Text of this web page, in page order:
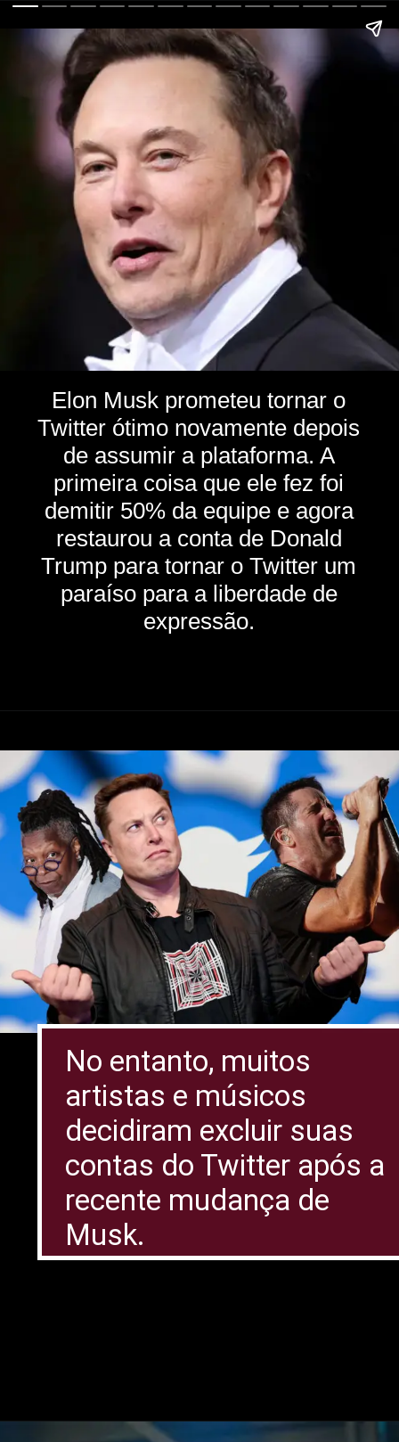
Elon Musk prometeu tornar o
Twitter ótimo novamente depois
de assumir a plataforma. A
primeira coisa que ele fez foi
demitir 50% da equipe e agora
restaurou a conta de Donald
Trump para tornar o Twitter um
paraíso para a liberdade de
expressão.
No entanto, muitos
artistas e músicos
decidiram excluir suas
contas do Twitter após a
recente mudança de
Musk.